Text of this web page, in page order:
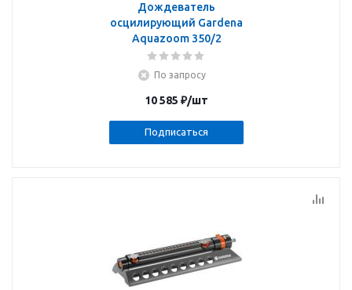
Дождеватель
осцилирующий Gardena
Aquazoom 350/2
По запросу
10 585 ₽/шт
Подписаться